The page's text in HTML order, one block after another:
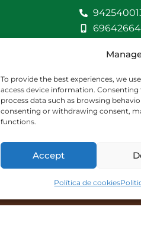
To provide the best experiences, we
access device information.
process data such as browsing
consenting or withdrawing consent,
functions.
Accept
Política de cookies
Fdez.
Astillero.
Cantabria
18:30 hrs.